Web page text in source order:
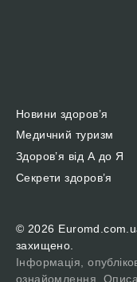
Новини здоров’я
Медичний туризм
Здоров’я від А до Я
Секрети здоров’я
© 2026
захищено.
Інформація,
ознайомлення.